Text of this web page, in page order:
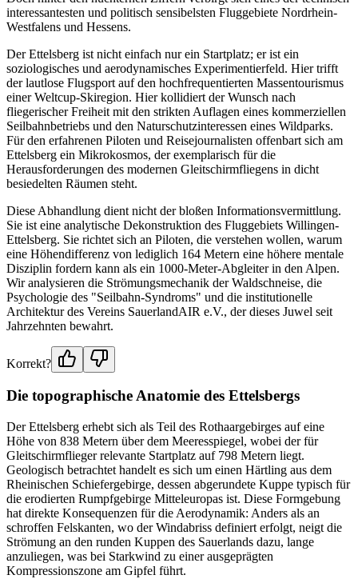
interessantesten und politisch sensibelsten Fluggebiete Nordrhein-
Westfalens und Hessens.
Der Ettelsberg ist nicht einfach nur ein Startplatz; er ist ein
soziologisches und aerodynamisches Experimentierfeld. Hier trifft
der lautlose Flugsport auf den hochfrequentierten Massentourismus
einer Weltcup-Skiregion. Hier kollidiert der Wunsch nach
fliegerischer Freiheit mit den strikten Auflagen eines kommerziellen
Seilbahnbetriebs und den Naturschutzinteressen eines Wildparks.
Für den erfahrenen Piloten und Reisejournalisten offenbart sich am
Ettelsberg ein Mikrokosmos, der exemplarisch für die
Herausforderungen des modernen Gleitschirmfliegens in dicht
besiedelten Räumen steht.
Diese Abhandlung dient nicht der bloßen Informationsvermittlung.
Sie ist eine analytische Dekonstruktion des Fluggebiets Willingen-
Ettelsberg. Sie richtet sich an Piloten, die verstehen wollen, warum
eine Höhendifferenz von lediglich 164 Metern eine höhere mentale
Disziplin fordern kann als ein 1000-Meter-Abgleiter in den Alpen.
Wir analysieren die Strömungsmechanik der Waldschneise, die
Psychologie des "Seilbahn-Syndroms" und die institutionelle
Architektur des Vereins SauerlandAIR e.V., der dieses Juwel seit
Jahrzehnten bewahrt.
Korrekt?
Die topographische Anatomie des Ettelsbergs
Der Ettelsberg erhebt sich als Teil des Rothaargebirges auf eine
Höhe von 838 Metern über dem Meeresspiegel, wobei der für
Gleitschirmflieger relevante Startplatz auf 798 Metern liegt.
Geologisch betrachtet handelt es sich um einen Härtling aus dem
Rheinischen Schiefergebirge, dessen abgerundete Kuppe typisch für
die erodierten Rumpfgebirge Mitteleuropas ist. Diese Formgebung
hat direkte Konsequenzen für die Aerodynamik: Anders als an
schroffen Felskanten, wo der Windabriss definiert erfolgt, neigt die
Strömung an den runden Kuppen des Sauerlands dazu, lange
anzuliegen, was bei Starkwind zu einer ausgeprägten
Kompressionszone am Gipfel führt.